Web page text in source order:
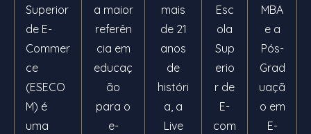
Superior
de E-
Commer
ce
(ESECO
M) é
uma
a maior
referên
cia em
educaç
ão
para o
e-
mais
de 21
anos
de
históri
a, a
Live
Esc
ola
Sup
erio
r de
E-
com
MBA
e a
Pós-
Grad
uaçã
o em
E-